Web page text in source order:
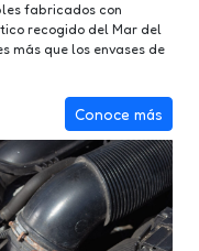
fabricados con
recogido del Mar del
más que los envases de
Conoce más